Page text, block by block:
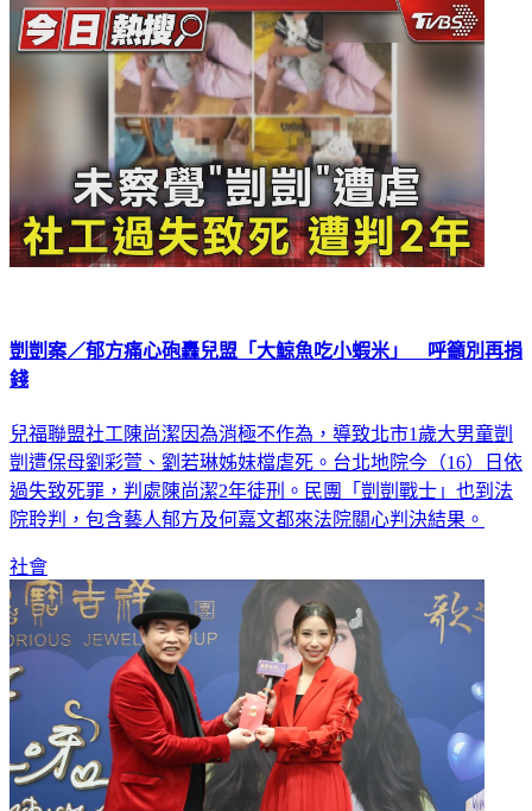
剴剴案／郁方痛心砲轟兒盟「大鯨魚吃小蝦米」 呼籲別再捐
錢
兒福聯盟社工陳尚潔因為消極不作為，導致北市1歲大男童剴
剴遭保母劉彩萱、劉若琳姊妹檔虐死。台北地院今（16）日依
過失致死罪，判處陳尚潔2年徒刑。民團「剴剴戰士」也到法
院聆判，包含藝人郁方及何嘉文都來法院關心判決結果。
社會